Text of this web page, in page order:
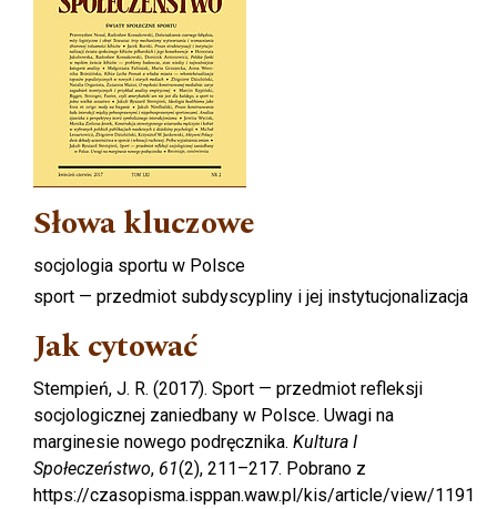
Słowa kluczowe
socjologia sportu w Polsce
sport — przedmiot subdyscypliny i jej instytucjonalizacja
Jak cytować
Stempień, J. R. (2017). Sport — przedmiot refleksji
socjologicznej zaniedbany w Polsce. Uwagi na
marginesie nowego podręcznika. Kultura I
Społeczeństwo, 61(2), 211–217. Pobrano z
https://czasopisma.isppan.waw.pl/kis/article/view/1191